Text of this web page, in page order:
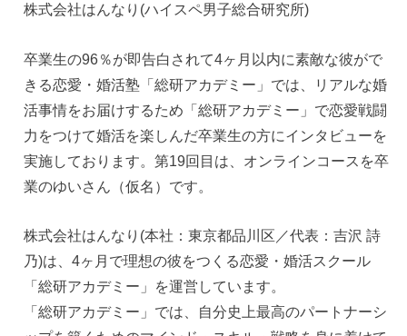
株式会社はんなり(ハイスペ男子総合研究所)
卒業生の96％が即告白されて4ヶ月以内に素敵な彼がで
きる恋愛・婚活塾「総研アカデミー」では、リアルな婚
活事情をお届けするため「総研アカデミー」で恋愛戦闘
力をつけて婚活を楽しんだ卒業生の方にインタビューを
実施しております。第19回目は、オンラインコースを卒
業のゆいさん（仮名）です。
株式会社はんなり(本社：東京都品川区／代表：吉沢 詩
乃)は、4ヶ月で理想の彼をつくる恋愛・婚活スクール
「総研アカデミー」を運営しています。
「総研アカデミー」では、自分史上最高のパートナーシ